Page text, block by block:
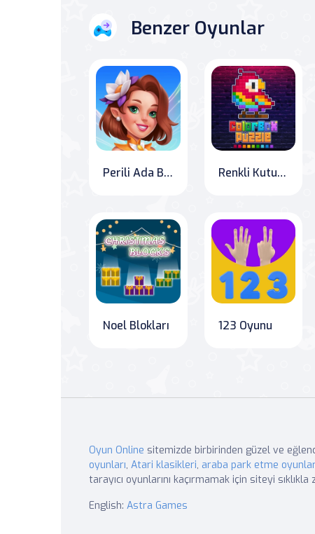
Benzer Oyunlar
Perili Ada Birleştirme ve Sihir Renkli Kutu Bulmaca
Noel Blokları 123 Oyunu
Oyun Online sitemizde birbirinden güzel ve
oyunları, Atari klasikleri, araba park etme
tarayıcı oyunlarını kaçırmamak için siteyi
English: Astra Games